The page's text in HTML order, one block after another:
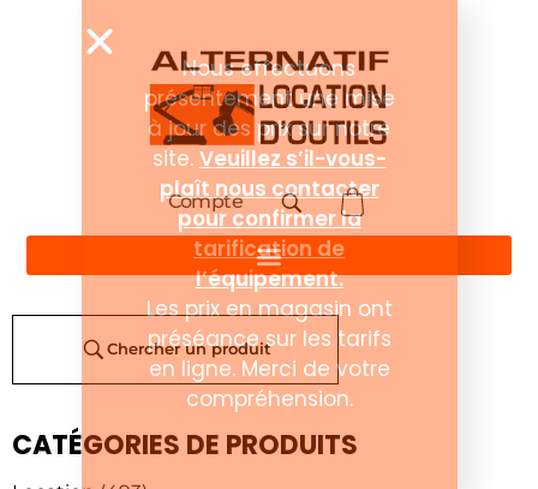
Compte
Chercher un produit
CATÉGORIES DE PRODUITS